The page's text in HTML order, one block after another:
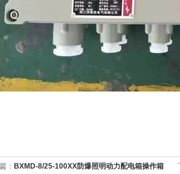
： BXMD-8/25-100XX防爆照明动力配电箱操作箱